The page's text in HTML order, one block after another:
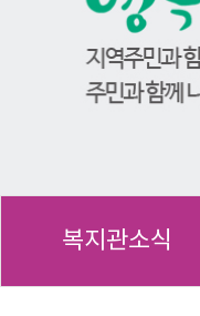
복지관소식